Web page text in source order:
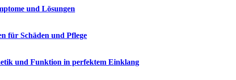
und Lösungen
für Schäden und Pflege
und Funktion in perfektem Einklang